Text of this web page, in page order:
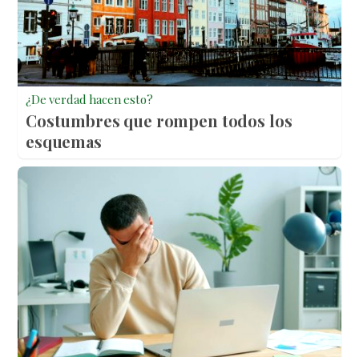
¿De verdad hacen esto?
Costumbres que rompen todos los
esquemas